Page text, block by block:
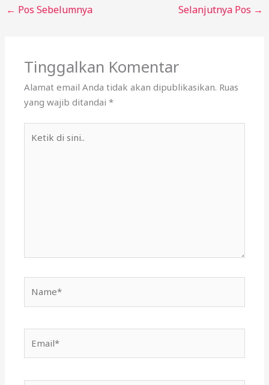
← Pos Sebelumnya Selanjutnya Pos →
Tinggalkan Komentar
Alamat email Anda tidak akan dipublikasikan. Ruas
yang wajib ditandai*